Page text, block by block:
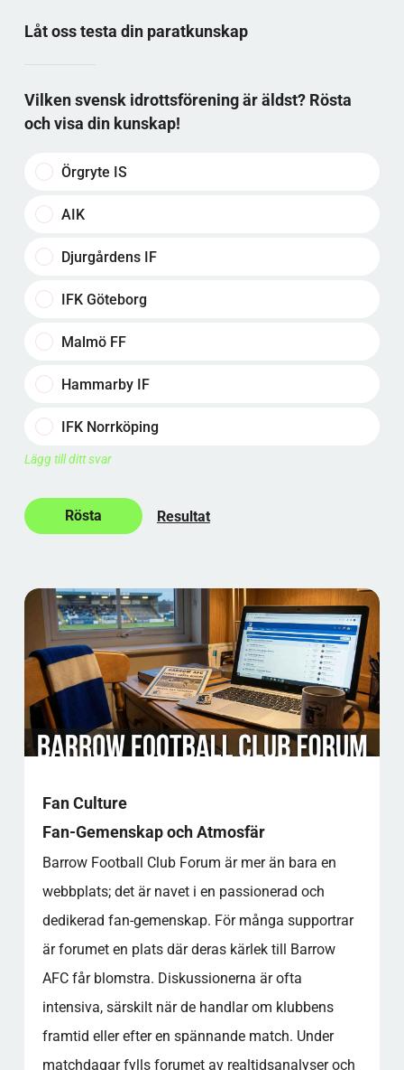
Låt oss testa din paratkunskap
Vilken svensk idrottsförening är äldst? Rösta
och visa din kunskap!
Örgryte IS
AIK
Djurgårdens IF
IFK Göteborg
Malmö FF
Hammarby IF
IFK Norrköping
Lägg till ditt svar
Resultat
Fan Culture
Fan-Gemenskap och Atmosfär
Barrow Football Club Forum är mer än bara en
webbplats; det är navet i en passionerad och
dedikerad fan-gemenskap. För många supportrar
är forumet en plats där deras kärlek till Barrow
AFC får blomstra. Diskussionerna är ofta
intensiva, särskilt när de handlar om klubbens
framtid eller efter en spännande match. Under
matchdagar fylls forumet av realtidsanalyser och